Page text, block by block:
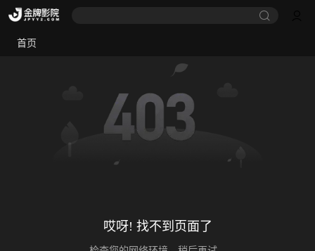
首页
哎呀! 找不到页面了